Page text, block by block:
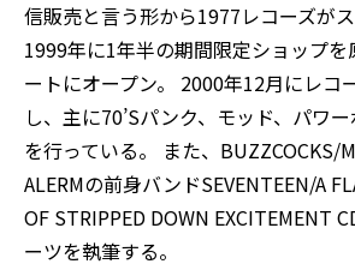
信販売と言う形から1977レコーズがス
1999年に1年半の期間限定ショップ
ートにオープン。 2000年12月にレコ
し、主に70’Sパンク、モッド、パワ
を行っている。 また、BUZZCOCKS/
ALERMの前身バンドSEVENTEEN/A
OF STRIPPED DOWN EXCITEMENT
ーツを執筆する。